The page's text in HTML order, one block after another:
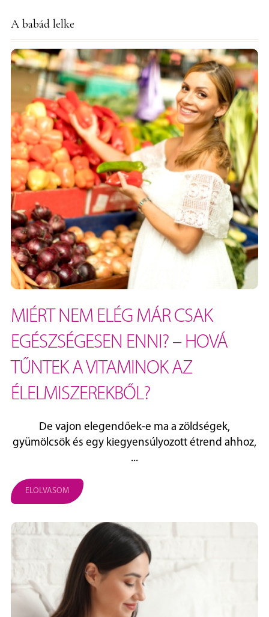
A babád lelke
MIÉRT NEM ELÉG MÁR CSAK
EGÉSZSÉGESEN ENNI? – HOVÁ
TŰNTEK A VITAMINOK AZ
ÉLELMISZEREKBŐL?
De vajon elegendőek-e ma a zöldségek,
gyümölcsök és egy kiegyensúlyozott étrend ahhoz,
...
ELOLVASOM